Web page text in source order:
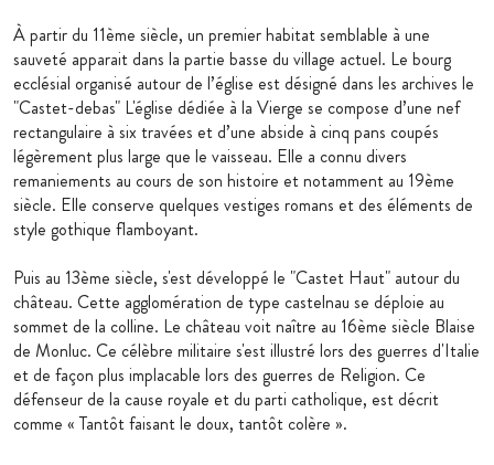
À partir du 11ème siècle, un premier habitat semblable à une
sauveté apparait dans la partie basse du village actuel. Le bourg
ecclésial organisé autour de l’église est désigné dans les archives le
"Castet-debas" L'église dédiée à la Vierge se compose d’une nef
rectangulaire à six travées et d’une abside à cinq pans coupés
légèrement plus large que le vaisseau. Elle a connu divers
remaniements au cours de son histoire et notamment au 19ème
siècle. Elle conserve quelques vestiges romans et des éléments de
style gothique flamboyant.
Puis au 13ème siècle, s'est développé le "Castet Haut" autour du
château. Cette agglomération de type castelnau se déploie au
sommet de la colline. Le château voit naître au 16ème siècle Blaise
de Monluc. Ce célèbre militaire s'est illustré lors des guerres d'Italie
et de façon plus implacable lors des guerres de Religion. Ce
défenseur de la cause royale et du parti catholique, est décrit
comme « Tantôt faisant le doux, tantôt colère ».